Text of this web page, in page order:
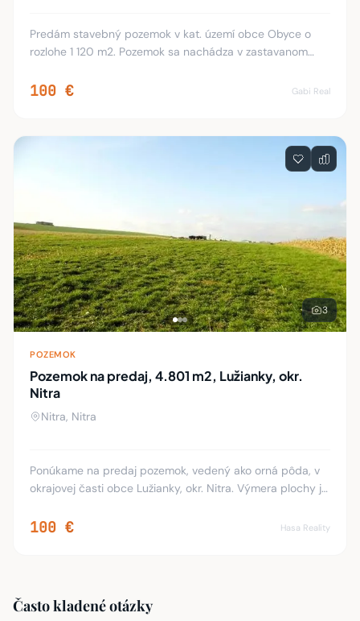
Predám stavebný pozemok v kat. území obce Obyce o
rozlohe 1 120 m2. Pozemok sa nachádza v zastavanom
2291/131 o rozlohe 520 m2(LV-2299. Stavebný
100 € Gabi Real
3
POZEMOK
Pozemok na predaj, 4.801 m2, Lužianky, okr.
Nitra
Nitra, Nitra
Ponúkame na predaj pozemok, vedený ako orná pôda, v
okrajovej časti obce Lužianky, okr. Nitra. Výmera plochy je
vzdialenosti 80 m postavené rodinné dom
100 € Hasa Reality
Často kladené otázky